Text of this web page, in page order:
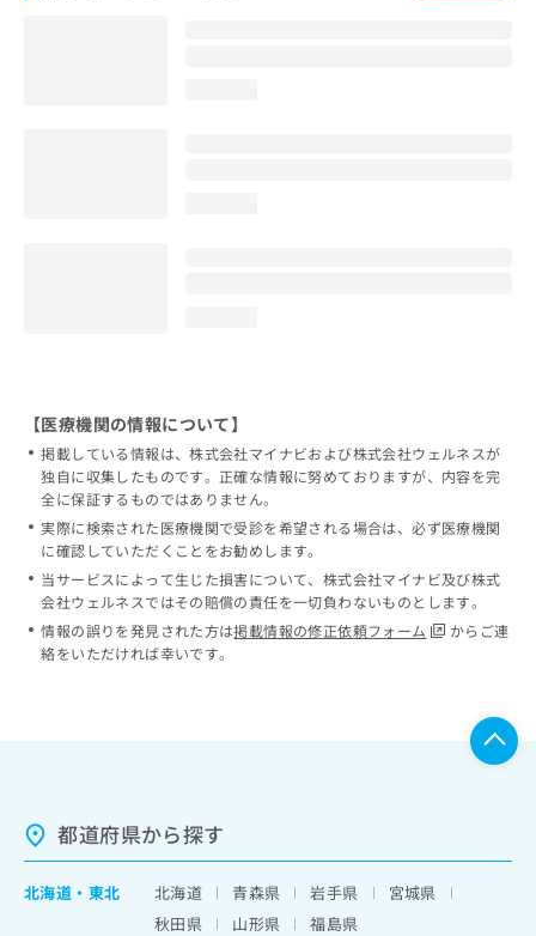
【医療機関の情報について】
掲載している情報は、株式会社マイナビおよび株式会社ウェルネスが
独自に収集したものです。正確な情報に努めておりますが、内容を完
全に保証するものではありません。
実際に検索された医療機関で受診を希望される場合は、必ず医療機関
に確認していただくことをお勧めします。
当サービスによって生じた損害について、株式会社マイナビ及び株式
会社ウェルネスではその賠償の責任を一切負わないものとします。
情報の誤りを発見された方は掲載情報の修正依頼フォーム
からご連
絡をいただければ幸いです。
都道府県から探す
北海道 ・ 東北 北海道 青森県 岩手県
宮城県
秋田県
山形県
福島県